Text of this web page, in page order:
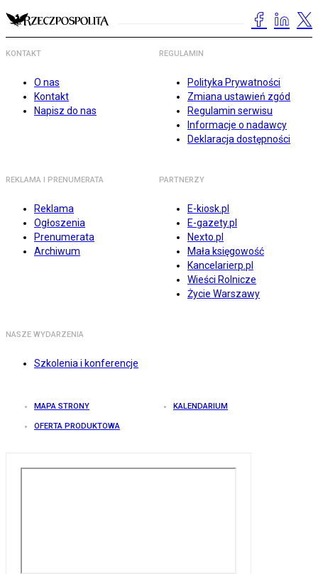
KONTAKT
O nas
Kontakt
Napisz do nas
REGULAMIN
Polityka Prywatności
Zmiana ustawień zgód
Regulamin serwisu
Informacje o nadawcy
Deklaracja dostępności
REKLAMA I PRENUMERATA
Reklama
Ogłoszenia
Prenumerata
Archiwum
PARTNERZY
E-kiosk.pl
E-gazety.pl
Nexto.pl
Mała księgowość
Kancelarierp.pl
Wieści Rolnicze
Życie Warszawy
NASZE WYDARZENIA
Szkolenia i konferencje
MAPA STRONY KALENDARIUM
OFERTA PRODUKTOWA